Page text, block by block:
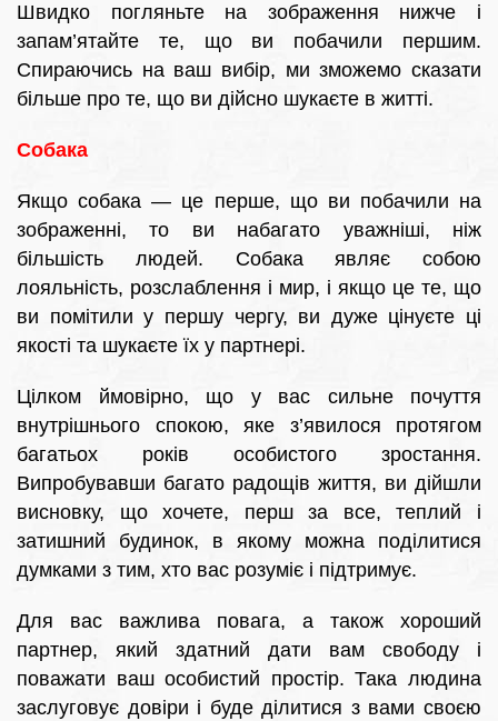
Швидко погляньте на зображення нижче і
запам’ятайте те, що ви побачили першим.
Спираючись на ваш вибір, ми зможемо сказати
більше про те, що ви дійсно шукаєте в житті.
Собака
Якщо собака — це перше, що ви побачили на
зображенні, то ви набагато уважніші, ніж
більшість людей. Собака являє собою
лояльність, розслаблення і мир, і якщо це те, що
ви помітили у першу чергу, ви дуже цінуєте ці
якості та шукаєте їх у партнері.
Цілком ймовірно, що у вас сильне почуття
внутрішнього спокою, яке з’явилося протягом
багатьох років особистого зростання.
Випробувавши багато радощів життя, ви дійшли
висновку, що хочете, перш за все, теплий і
затишний будинок, в якому можна поділитися
думками з тим, хто вас розуміє і підтримує.
Для вас важлива повага, а також хороший
партнер, який здатний дати вам свободу і
поважати ваш особистий простір. Така людина
заслуговує довіри і буде ділитися з вами своєю